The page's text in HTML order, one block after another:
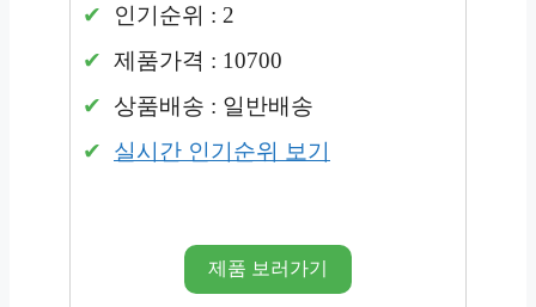
인기순위 : 2
제품가격 : 10700
상품배송 : 일반배송
실시간 인기순위 보기
제품 보러가기